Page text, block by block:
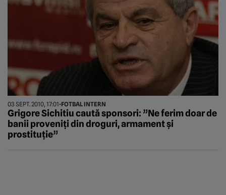
03 SEPT. 2010, 17:01•FOTBAL INTERN
Grigore Sichitiu caută sponsori: ”Ne ferim doar de
banii proveniți din droguri, armament și
prostituție”